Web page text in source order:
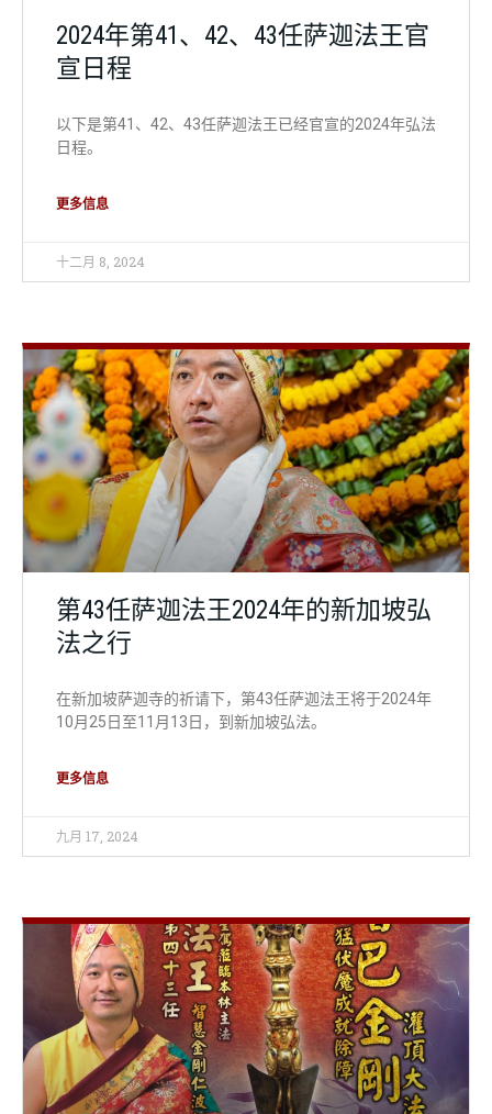
2024年第41、42、43任萨迦法王官
宣日程
以下是第41、42、43任萨迦法王已经官宣的2024年弘法
日程。
更多信息
十二月 8, 2024
外部法讯
第43任萨迦法王2024年的新加坡弘
法之行
在新加坡萨迦寺的祈请下，第43任萨迦法王将于2024年
10月25日至11月13日，到新加坡弘法。
更多信息
九月 17, 2024
外部法讯